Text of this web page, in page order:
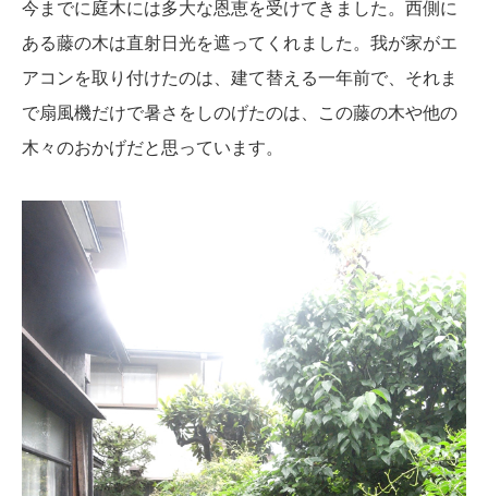
今までに庭木には多大な恩恵を受けてきました。西側に
ある藤の木は直射日光を遮ってくれました。我が家がエ
アコンを取り付けたのは、建て替える一年前で、それま
で扇風機だけで暑さをしのげたのは、この藤の木や他の
木々のおかげだと思っています。